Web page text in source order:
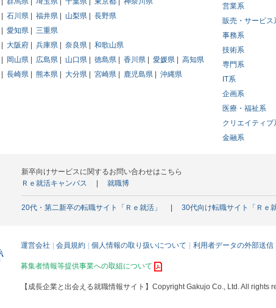
石川県 福井県 山梨県
長野県
愛知県
三重県
大阪府 兵庫県 奈良県
和歌山県
岡山県 広島県 山口県 徳島県 香川県 愛媛県
高知県
長崎県 熊本県 大分県 宮崎県 鹿児島県
沖縄県
営業系
販売・サービス
事務系
技術系
専門系
IT系
企画系
医療・福祉系
クリエイティブ
金融系
新卒向けサービスに関するお問い合わせはこちら
Ｒｅ就活キャンパス
就職博
20代・第二新卒の転職サイト「Ｒｅ就活」 30代向け転職サイト「Ｒｅ
運営会社 会員規約 個人情報の取り扱いについて 利用者データの外部送信
募集者情報等提供事業への取組について
【成長企業と出会える就職情報サイト】 Copyright Gakujo Co., Ltd. All rights